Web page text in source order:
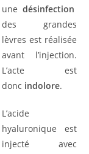
unedésinfection
des grandes
lèvres est réalisée
avant l’injection.
L’acte est
donc indolore.
L’acide
hyaluronique est
injecté avec